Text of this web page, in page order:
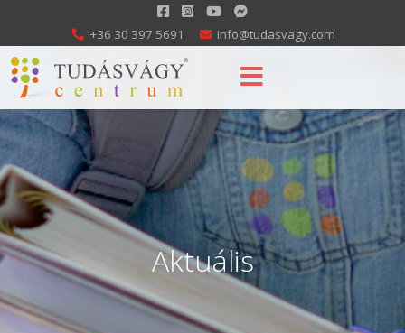
+36 30 397 5691 info@tudasvagy.com
Aktuális